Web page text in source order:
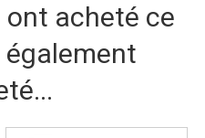
ont acheté ce